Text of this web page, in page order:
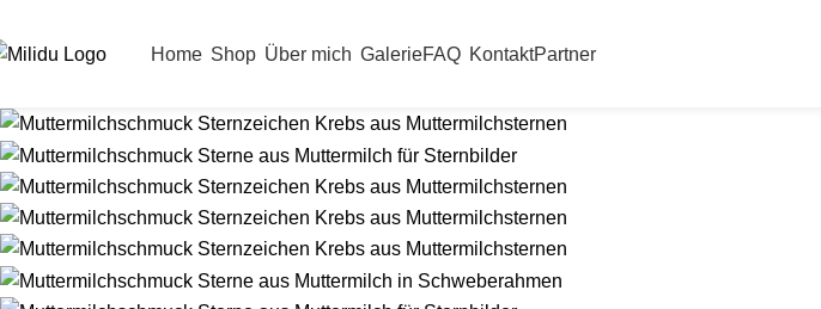
Home Shop Über mich GalerieFAQ KontaktPartner